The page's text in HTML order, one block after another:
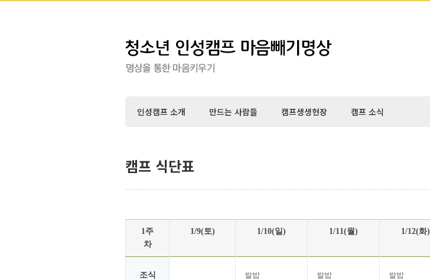
인성캠프 소개 만드는 사람들 캠프생생현장 캠프 소식
캠프 식단표
1주
차
1/9(토) 1/10(일) 1/11(월) 1/12(화)
조식
쌀밥
쌀밥
쌀밥